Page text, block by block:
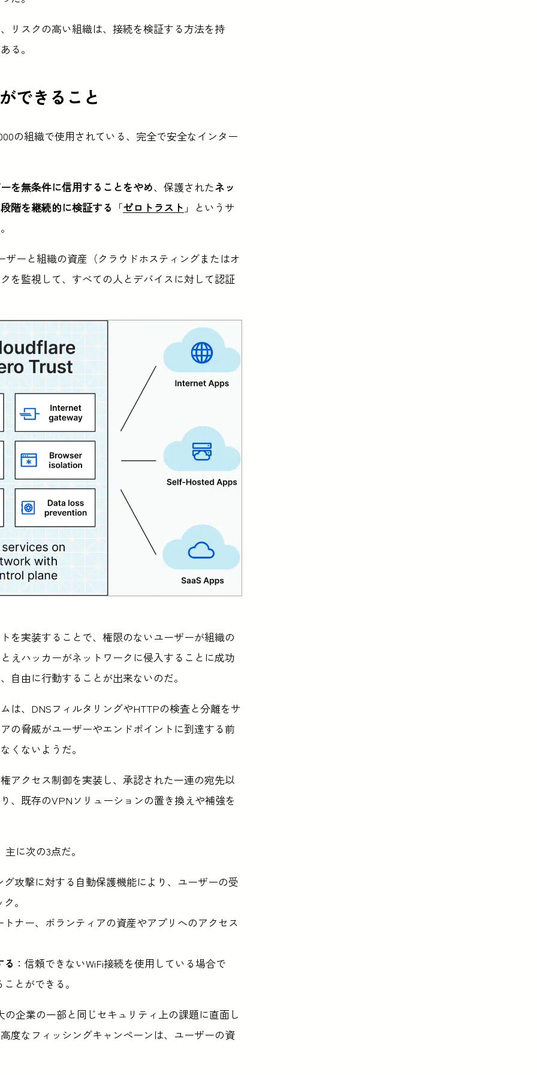
リスクの高い組織は、接続を検証する方法を持
る。
できること
の組織で使用されている、完全で安全なインター
を無条件に信用することをやめ、保護されたネッ
階を継続的に検証する 「ゼロトラスト 」というサ
ーと組織の資産（クラウドホスティングまたはオ
を監視して、すべての人とデバイスに対して認証
を実装することで、権限のないユーザーが組織の
えハッカーがネットワークに侵入することに成功
自由に行動することが出来ないのだ。
は、DNSフィルタリングやHTTPの検査と分離をサ
の脅威がユーザーやエンドポイントに到達する前
くないようだ。
アクセス制御を実装し、承認された一連の宛先以
、既存のVPNソリューションの置き換えや補強を
に次の3点だ。
グ攻撃に対する自動保護機能により、ユーザーの受
。
ナー、ボランティアの資産やアプリへのアクセス
：信頼できないWiFi接続を使用している場合で
とができる。
企業の一部と同じセキュリティ上の課題に直面し
度なフィッシングキャンペーンは、ユーザーの資